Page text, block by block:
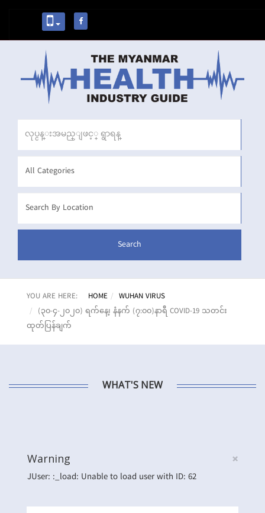
Name
Search
YOU ARE HERE: HOME
WUHAN VIRUS
(၃၀-၄-၂၀၂၀) ရက်နေ့၊ နံနက် (၇:၀၀)နာရီ COVID-19 သတင်း
ထုတ်ပြန်ချက်
WHAT'S NEW
×
Warning
JUser: :_load: Unable to load user with ID: 62